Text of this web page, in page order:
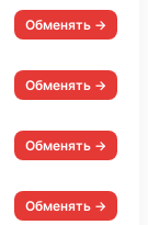
Обменять →
Обменять →
Обменять →
Обменять →